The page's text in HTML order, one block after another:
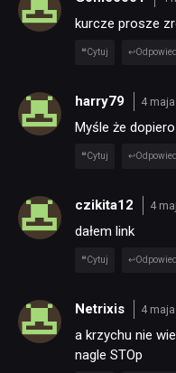
kurcze prosze
Cytuj
harry79 4
Myśle że
Cytuj
czikita12 4
dałem link
Cytuj
Netrixis 4
a krzychu nie
nagle STOp